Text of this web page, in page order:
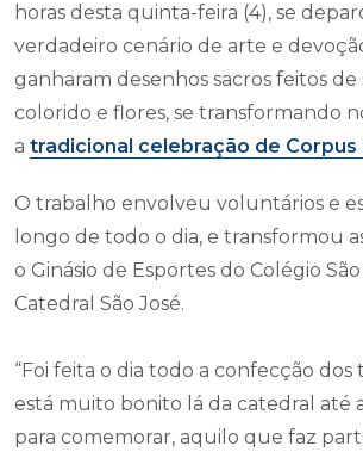
horas desta quinta-feira (4), se
verdadeiro cenário de arte e
ganharam desenhos sacros feitos de
colorido e flores, se transformando
a tradicional celebração de Corpus
O trabalho envolveu voluntários e
longo de todo o dia, e transformou
o Ginásio de Esportes do Colégio
Catedral São José.
“Foi feita o dia todo a confecção dos
está muito bonito lá da catedral até
para comemorar, aquilo que faz